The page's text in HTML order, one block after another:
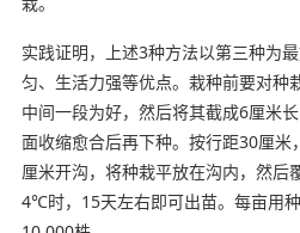
实践证明，上述3种方法以第三种为
匀、生活力强等优点。栽种前要对种
中间一段为好，然后将其截成6厘米
面收缩愈合后再下种。按行距30厘
厘米开沟，将种栽平放在沟内，然后
4℃时，15天左右即可出苗。每亩用